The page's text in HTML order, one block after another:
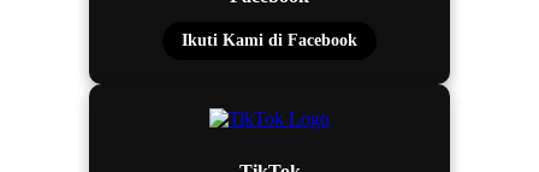
Ikuti Kami di Facebook